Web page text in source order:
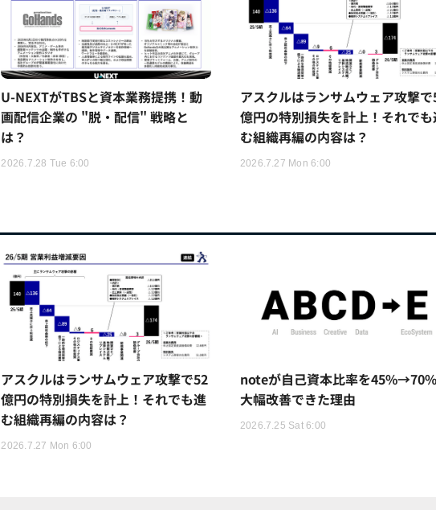
U-NEXTがTBSと資本業務提携！動
画配信企業の "脱・配信" 戦略と
は？
2026.7.28 Tue 6:00
アスクルはランサムウェア攻撃
億円の特別損失を計上！それでも
む組織再編の内容は？
2026.7.27 Mon 6:00
アスクルはランサムウェア攻撃で52
億円の特別損失を計上！それでも進
む組織再編の内容は？
2026.7.27 Mon 6:00
noteが自己資本比率を
大幅改善できた理由
2026.7.25 Sat 6:00